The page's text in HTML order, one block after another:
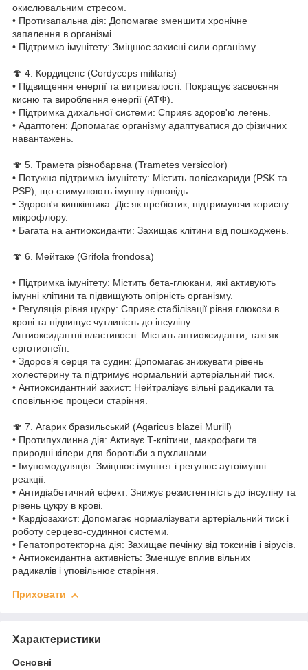
окислювальним стресом.
• Протизапальна дія: Допомагає зменшити хронічне
запалення в організмі.
• Підтримка імунітету: Зміцнює захисні сили організму.
🍄 4. Кордицепс (Cordyceps militaris)
• Підвищення енергії та витривалості: Покращує засвоєння
кисню та вироблення енергії (АТФ).
• Підтримка дихальної системи: Сприяє здоров'ю легень.
• Адаптоген: Допомагає організму адаптуватися до фізичних
навантажень.
🍄 5. Трамета різнобарвна (Trametes versicolor)
• Потужна підтримка імунітету: Містить полісахариди (PSK та
PSP), що стимулюють імунну відповідь.
• Здоров'я кишківника: Діє як пребіотик, підтримуючи корисну
мікрофлору.
• Багата на антиоксиданти: Захищає клітини від пошкоджень.
🍄 6. Мейтаке (Grifola frondosa)
• Підтримка імунітету: Містить бета-глюкани, які активують
імунні клітини та підвищують опірність організму.
• Регуляція рівня цукру: Сприяє стабілізації рівня глюкози в
крові та підвищує чутливість до інсуліну.
Антиоксидантні властивості: Містить антиоксиданти, такі як
ерготионеїн.
• Здоров’я серця та судин: Допомагає знижувати рівень
холестерину та підтримує нормальний артеріальний тиск.
• Антиоксидантний захист: Нейтралізує вільні радикали та
сповільнює процеси старіння.
🍄 7. Агарик бразильський (Agaricus blazei Murill)
• Протипухлинна дія: Активує Т-клітини, макрофаги та
природні кілери для боротьби з пухлинами.
• Імуномодуляція: Зміцнює імунітет і регулює аутоімунні
реакції.
• Антидіабетичний ефект: Знижує резистентність до інсуліну та
рівень цукру в крові.
• Кардіозахист: Допомагає нормалізувати артеріальний тиск і
роботу серцево-судинної системи.
• Гепатопротекторна дія: Захищає печінку від токсинів і вірусів.
• Антиоксидантна активність: Зменшує вплив вільних
радикалів і уповільнює старіння.
Приховати
Характеристики
Основні